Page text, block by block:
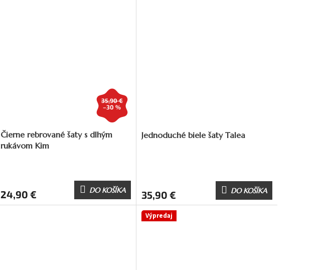
35,90 €
–30 %
Čierne rebrované šaty s dlhým
rukávom Kim
24,90 € DO KOŠÍKA
Jednoduché biele šaty Talea
35,90 € DO KOŠÍKA
Výpredaj